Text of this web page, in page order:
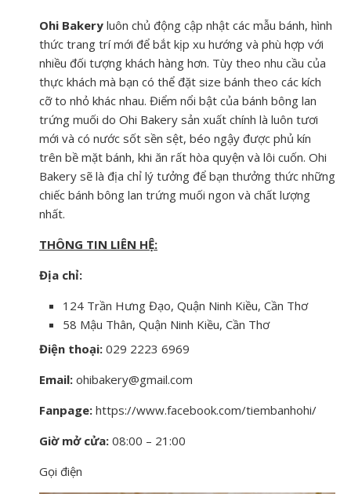
Ohi Bakery luôn chủ động cập nhật các mẫu bánh, hình
thức trang trí mới để bắt kịp xu hướng và phù hợp với
nhiều đối tượng khách hàng hơn. Tùy theo nhu cầu của
thực khách mà bạn có thể đặt size bánh theo các kích
cỡ to nhỏ khác nhau. Điểm nổi bật của bánh bông lan
trứng muối do Ohi Bakery sản xuất chính là luôn tươi
mới và có nước sốt sền sệt, béo ngậy được phủ kín
trên bề mặt bánh, khi ăn rất hòa quyện và lôi cuốn. Ohi
Bakery sẽ là địa chỉ lý tưởng để bạn thưởng thức những
chiếc bánh bông lan trứng muối ngon và chất lượng
nhất.
THÔNG TIN LIÊN HỆ:
Địa chỉ:
124 Trần Hưng Đạo, Quận Ninh Kiều, Cần Thơ
58 Mậu Thân, Quận Ninh Kiều, Cần Thơ
Điện thoại: 029 2223 6969
Email: ohibakery@gmail.com
Fanpage: https://www.facebook.com/tiembanhohi/
Giờ mở cửa: 08:00 – 21:00
Gọi điện